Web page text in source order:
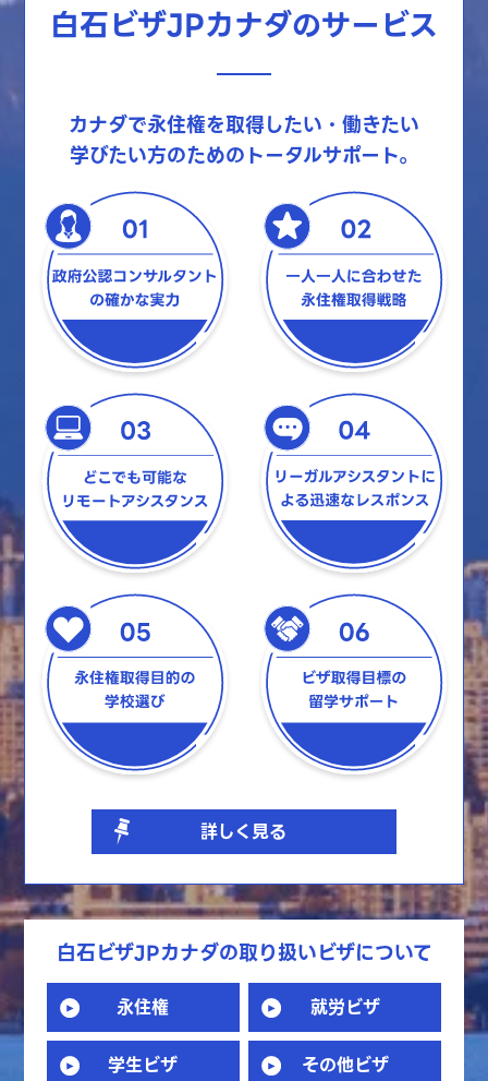
白石ビザJPカナダのサービス
カナダで永住権を取得したい・働きたい
学びたい方のためのトータルサポート。
詳しく見る
白石ビザJPカナダの取り扱いビザについて
永住権 就労ビザ
学生ビザ その他ビザ